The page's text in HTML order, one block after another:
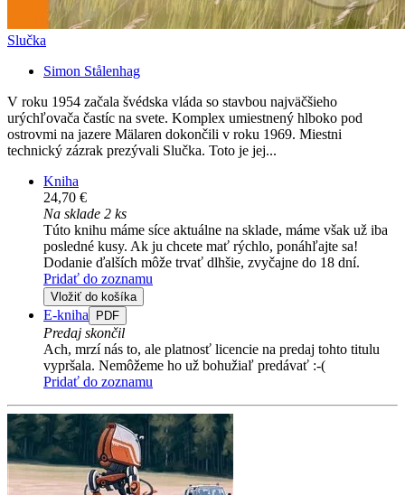
Slučka
Simon Stålenhag
V roku 1954 začala švédska vláda so stavbou najväčšieho
urýchľovača častíc na svete. Komplex umiestnený hlboko pod
ostrovmi na jazere Mälaren dokončili v roku 1969. Miestni
technický zázrak prezývali Slučka. Toto je jej...
Kniha
24,70 €
Na sklade 2 ks
Túto knihu máme síce aktuálne na sklade, máme však už iba
posledné kusy. Ak ju chcete mať rýchlo, ponáhľajte sa!
Dodanie ďalších môže trvať dlhšie, zvyčajne do 18 dní.
Pridať do zoznamu
Vložiť do košíka
E-kniha PDF
Predaj skončil
Ach, mrzí nás to, ale platnosť licencie na predaj tohto titulu
vypršala. Nemôžeme ho už bohužiaľ predávať :-(
Pridať do zoznamu